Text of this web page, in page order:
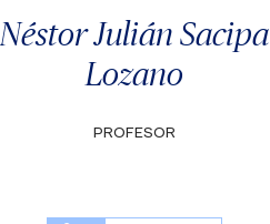
Néstor Julián Sacipa
Lozano
PROFESOR